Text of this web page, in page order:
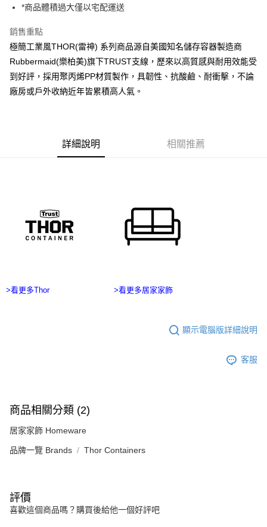
後付繳納相關費用。
是否繳費成功／繳費後需取消欲退款等相關疑問，請聯繫「AFTEE先享後付
客戶支援中心」
【注意事項】
１．透過由恩沛科技股份有限公司提供之「AFTEE先享後付」服務完成之交
易，需依本服務之必要範圍內提供個人資料，並將交易相關給付款項請求債
權轉讓予恩沛科技股份有限公司。
４．使用「AFTEE先享後付」時，將依據個別帳號之用戶狀況，依本公司即
*商品體積過大僅以宅配運送
銷售重點
極簡工業風THOR(雷神) 系列商品源自美國知名儲存容器製造商
Rubbermaid(樂柏美)旗下TRUST支線，歷來以高質感與耐用效能受
到好評，採用聚丙烯PP材質製作，具韌性、抗酸鹼、耐衝擊，不論
廠房或戶外收納近年皆累積高人氣。
詳細說明 相關推薦
>看更多Thor >看更多居家家飾
顯示電腦版詳細說明
客服
商品相關分類 (2)
居家家飾 Homeware
品牌一覽 Brands Thor Containers
評價
喜歡這個商品嗎？購買後給他一個好評吧